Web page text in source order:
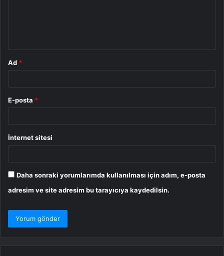
Ad *
E-posta *
İnternet sitesi
Daha sonraki yorumlarımda kullanılması için adım, e-posta
adresim ve site adresim bu tarayıcıya kaydedilsin.